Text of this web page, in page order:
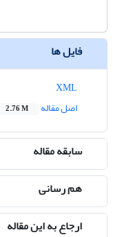
فایل ها
اصل مقاله
2.76 M
سابقه مقاله
هم رسانی
ارجاع به این مقاله